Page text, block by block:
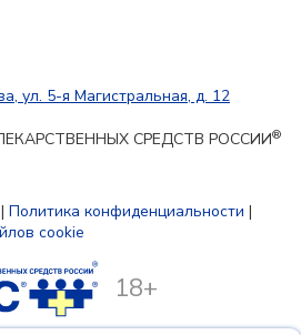
ул. 5-я Магистральная, д. 12
СРЕДСТВ РОССИИ®
| Политика конфиденциальности |
cookie
18+